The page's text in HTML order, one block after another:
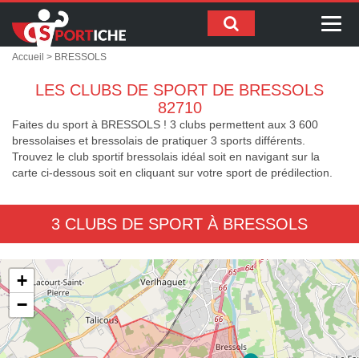
Accueil > BRESSOLS
LES CLUBS DE SPORT DE BRESSOLS
82710
Faites du sport à BRESSOLS ! 3 clubs permettent aux 3 600
bressolaises et bressolais de pratiquer 3 sports différents.
Trouvez le club sportif bressolais idéal soit en navigant sur la
carte ci-dessous soit en cliquant sur votre sport de prédilection.
3 CLUBS DE SPORT À BRESSOLS
+
−